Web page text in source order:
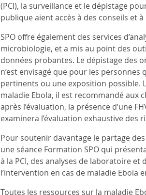
(PCI), la surveillance et le dépistage
publique aient accès à des conseils et
SPO offre également des services
microbiologie, et a mis au point des
données probantes. Le dépistage des
n’est envisagé que pour les
pertinents ou une exposition possible.
maladie Ebola, il est recommandé aux
après l’évaluation, la présence d’une
examinera l’évaluation exhaustive des
Pour soutenir davantage le partage
une séance Formation SPO qui
à la PCI, des analyses de laboratoire
l’intervention en cas de maladie Ebola
Toutes les ressources sur la maladie